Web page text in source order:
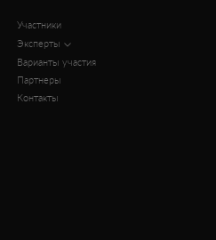
Участники
Эксперты
Варианты участия
Партнеры
Контакты